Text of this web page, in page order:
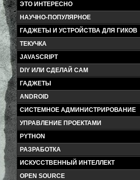
ЭТО ИНТЕРЕСНО
НАУЧНО-ПОПУЛЯРНОЕ
ГАДЖЕТЫ И УСТРОЙСТВА ДЛЯ ГИКОВ
ТЕКУЧКА
JAVASCRIPT
DIY ИЛИ СДЕЛАЙ САМ
ГАДЖЕТЫ
ANDROID
СИСТЕМНОЕ АДМИНИСТРИРОВАНИЕ
УПРАВЛЕНИЕ ПРОЕКТАМИ
PYTHON
РАЗРАБОТКА
ИСКУССТВЕННЫЙ ИНТЕЛЛЕКТ
OPEN SOURCE